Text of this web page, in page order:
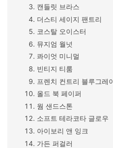
캔들릿 브라스
더스티 세이지 팬트리
코스탈 오이스터
뮤지엄 월넛
콰이엇 미니멀
빈티지 티룸
프렌치 컨트리 블루그레
올드 북 페이퍼
웜 샌드스톤
소프트 테라코타 글로우
아이보리 앤 잉크
가든 퍼걸러